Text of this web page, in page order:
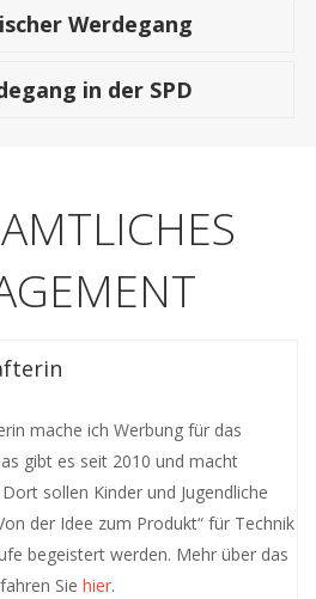
Werdegang
in der SPD
mache ich Werbung für das
gibt es seit 2010 und macht
sollen Kinder und Jugendliche
der Idee zum Produkt“ für Technik
begeistert werden. Mehr über das
Sie hier.